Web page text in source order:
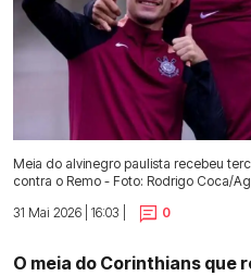
Meia do alvinegro paulista recebeu
contra o Remo - Foto: Rodrigo Coca/
31 Mai 2026 | 16:03 |
0
O meia do Corinthians